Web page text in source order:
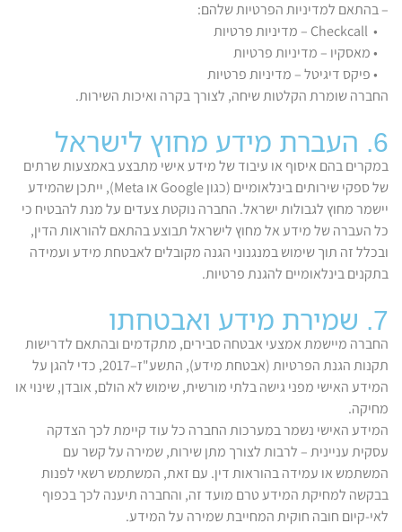
– בהתאם למדיניות הפרטיות שלהם:
• Checkcall – מדיניות פרטיות
• מאסקיו – מדיניות פרטיות
• פיקס דיגיטל – מדיניות פרטיות
החברה שומרת הקלטות שיחה, לצורך בקרה ואיכות השירות.
6. העברת מידע מחוץ לישראל
במקרים בהם איסוף או עיבוד של מידע אישי מתבצע באמצעות שרתים
של ספקי שירותים בינלאומיים (כגון Google או Meta), ייתכן שהמידע
יישמר מחוץ לגבולות ישראל. החברה נוקטת צעדים על מנת להבטיח כי
כל העברה של מידע אל מחוץ לישראל תבוצע בהתאם להוראות הדין,
ובכלל זה תוך שימוש במנגנוני הגנה מקובלים לאבטחת מידע ועמידה
בתקנים בינלאומיים להגנת פרטיות.
7. שמירת מידע ואבטחתו
החברה מיישמת אמצעי אבטחה סבירים, מתקדמים ובהתאם לדרישות
תקנות הגנת הפרטיות (אבטחת מידע), התשע"ז–2017, כדי להגן על
המידע האישי מפני גישה בלתי מורשית, שימוש לא הולם, אובדן, שינוי או
מחיקה.
המידע האישי נשמר במערכות החברה כל עוד קיימת לכך הצדקה
עסקית עניינית – לרבות לצורך מתן שירות, שמירה על קשר עם
המשתמש או עמידה בהוראות דין. עם זאת, המשתמש רשאי לפנות
בבקשה למחיקת המידע טרם מועד זה, והחברה תיענה לכך בכפוף
לאי-קיום חובה חוקית המחייבת שמירה על המידע.